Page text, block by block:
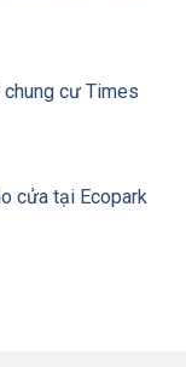
cư Times
cửa tại Ecopark